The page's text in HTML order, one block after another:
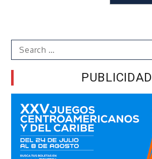
Search
for:
PUBLICIDAD